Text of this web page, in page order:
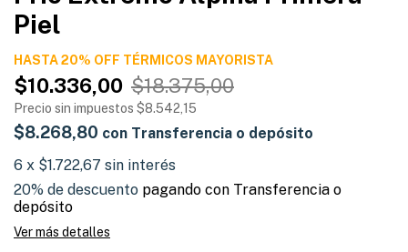
Piel
HASTA 20% OFF TÉRMICOS
$10.336,00 $18.375,00
Precio sin impuestos $8.542,15
$8.268,80 con Transferencia o depósito
6 x $1.722,67 sin interés
20% de descuento pagando con Transferencia o
depósito
Ver más detalles